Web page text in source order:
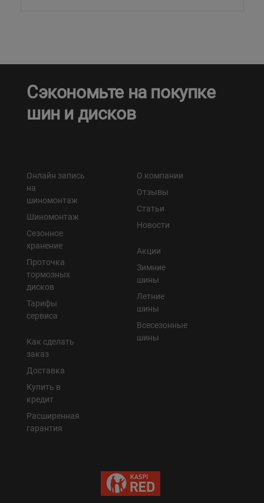
Сэкономьте на покупке
шин и дисков
Онлайн запись
на
шиномонтаж
Шиномонтаж
Сезонное
хранение
Проточка
тормозных
дисков
Тарифы
сервиса
Как сделать
заказ
Доставка
Купить в
кредит
Расширенная
гарантия
О компании
Отзывы
Статьи
Новости
Акции
Зимние
шины
Летние
шины
Всесезонные
шины